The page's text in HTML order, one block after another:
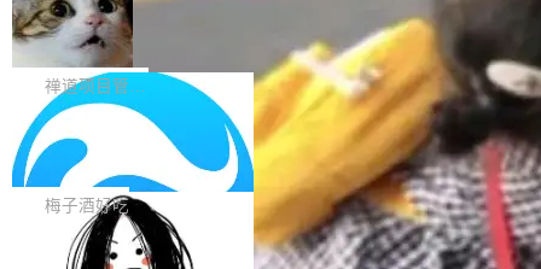
在触摸设备上显示为小圆点的问题。#58812 Ty
pography 优化 Typography 省略提示在大列表
中的渲染性能。#58806 修复 Typography...
nce Index vs Cost per Task 的散点图上，13
个模型排成一列，V4 Flash 贴着底部：$0.03
一次任务。 V4 Flash 的 Intelligence Index 得
分 50，在 101 个模型中排第 3。排在它前面
的：Claude Opus 5（61 分）、Claude Fable
5（60 分）、GPT-5.6 Sol（59 分）、Kimi K3
（57 分）、Grok 4...
禅道开源版 22.4 发布，内置 DevOps4.
0 正式版，提供从代码提交到交付的全
生命周期的管理能力
大家好， 禅道开源版22.4发布啦！本次发布我们
带来了DevOps4.0系列的首个正式版本。 DevO
ps4.0内置与禅道DevOps专业版同源的代码管理
核心，依托于全自研的GitFox代码托管引擎，我
们提供了从代码提交到交付的全生命周期的管理
能力。同时，我们 对禅道DevOps现有底层代码
进行了革命性的重构，为后续AI辅助编程、智能
代码评审及自动化运维的全面落地夯实了“一体
Solon 的 10 种 HTTP 服务器：改一行
依赖，换一个引擎
用 Solon 做线上项目有一阵子了，有个点总让新
接触的人觉得意外：服务器引擎是让你选的。 S
olon 内核约 0.3MB，不内置固定的 HTTP 服务
器。HTTP 引擎是一个独立插件。你选一个，或
梅子酒好吃
BootstrapBlazor v10.9.0 已经发布，B